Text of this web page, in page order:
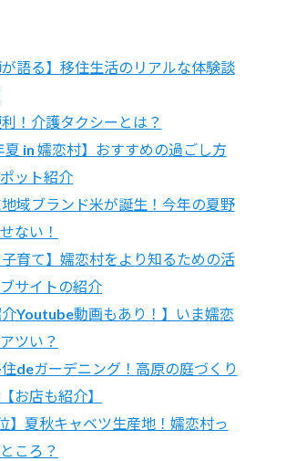
が語る】移住生活のリアルな体験談
！介護タクシーとは？
夏 in 嬬恋村】おすすめの過ごし方
ット紹介
域ブランド米が誕生！今年の夏野
ない！
子育て】嬬恋村をより知るための活
サイトの紹介
介Youtube動画もあり！】いま嬬恋
ツい？
deガーデニング！高原の庭づくり
お店も紹介】
】夏秋キャベツ生産地！嬬恋村っ
ころ？